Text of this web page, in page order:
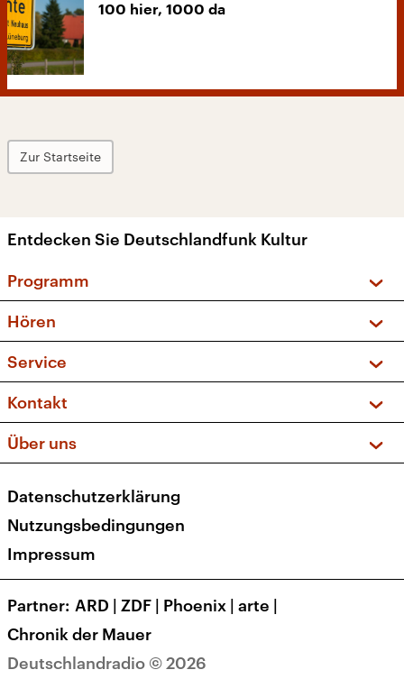
100 hier, 1000 da
Zur Startseite
Entdecken Sie Deutschlandfunk Kultur
Programm
Sendungen und Podcasts
Musikliste
Kakadu – Das Kinderprogramm
Hören
Frequenzen (UKW + DAB+)
Service
FAQ
Apps
Newsletter
Veranstaltungen
Kontakt
Social Media
Über uns
Presse
Karriere
Transparenz
Deutschlandradio © 2026
Datenschutzerklärung
Nutzungsbedingungen
Impressum
Partner ARD | ZDF | Phoenix | arte |
Chronik der Mauer